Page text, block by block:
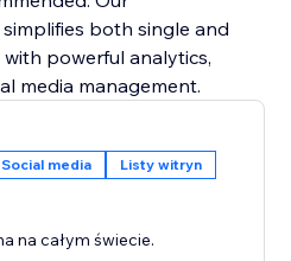
both single and
powerful analytics,
media management.
Social media
Listy witryn
na całym świecie.